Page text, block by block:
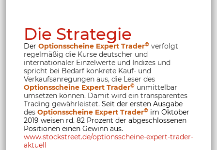
Die Strategie
Der Optionsscheine Expert Trader© verfolgt
regelmäßig die Kurse deutscher und
internationaler Einzelwerte und Indizes und
spricht bei Bedarf konkrete Kauf- und
Verkaufsanregungen aus, die Leser des
Optionsscheine Expert Trader© unmittelbar
umsetzen können. Damit wird ein transparentes
Trading gewährleistet. Seit der ersten Ausgabe
des Optionsscheine Expert Trader© im Oktober
2019 weisen rd. 82 Prozent der abgeschlossenen
Positionen einen Gewinn aus.
www.stockstreet.de/optionsscheine-expert-trader-
aktuell